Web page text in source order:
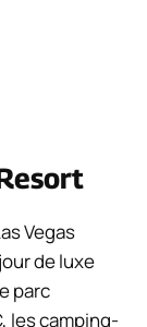
Vegas
de luxe
parc
les camping-